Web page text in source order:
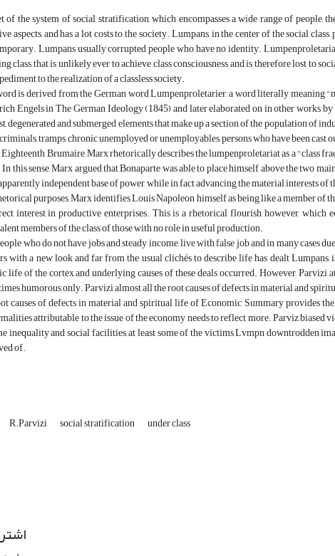
of the system of social stratification, which encompasses a wide range of
aspects, and has a lot costs to the society. Lumpans, in the center of the social
Lumpans usually corrupted people who have no identity.
class that is unlikely ever to achieve class consciousness and is therefore lost to
to the realization of a classless society.
is derived from the German word Lumpenproletarier, a word literally meaning
Engels in The German Ideology (1845) and later elaborated on in other works
degenerated and submerged elements that make up a section of the population of
tramps, chronic unemployed or unemployables, persons who have been cast
Brumaire, Marx rhetorically describes the lumpenproletariat as a "class
this sense, Marx argued that Bonaparte was able to place himself above the two
independent base of power, while in fact advancing the material interests of
purposes, Marx identifies Louis Napoleon himself as being like a member of
interest in productive enterprises. This is a rhetorical flourish, however, which
members of the class of those with no role in useful production.
who do not have jobs and steady income, live with false job and in many cases
with a new look and far from the usual clichés to describe life has dealt
life of the cortex and underlying causes of these deals occurred. However,
humorous only. Parvizi almost all the root causes of defects in material and
causes of defects in material and spiritual life of Economic Summary provides
attributable to the issue of the economy needs to reflect more. Parviz
inequality and social facilities, at least some of the victims Lvmpn downtrodden
of.
R.Parvizi social stratification under class